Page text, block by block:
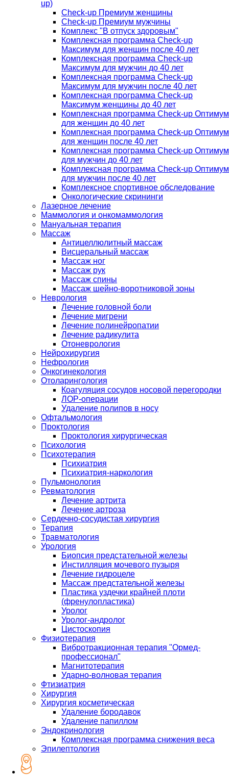
up)
Check-up Премиум женщины
Check-up Премиум мужчины
Комплекс "В отпуск здоровым"
Комплексная программа Check-up
Максимум для женщин после 40 лет
Комплексная программа Check-up
Максимум для мужчин до 40 лет
Комплексная программа Check-up
Максимум для мужчин после 40 лет
Комплексная программа Check-up
Максимум женщины до 40 лет
Комплексная программа Check-up Оптимум
для женщин до 40 лет
Комплексная программа Check-up Оптимум
для женщин после 40 лет
Комплексная программа Check-up Оптимум
для мужчин до 40 лет
Комплексная программа Check-up Оптимум
для мужчин после 40 лет
Комплексное спортивное обследование
Онкологические скрининги
Лазерное лечение
Маммология и онкомаммология
Мануальная терапия
Массаж
Антицеллюлитный массаж
Висцеральный массаж
Массаж ног
Массаж рук
Массаж спины
Массаж шейно-воротниковой зоны
Неврология
Лечение головной боли
Лечение мигрени
Лечение полинейропатии
Лечение радикулита
Отоневрология
Нейрохирургия
Нефрология
Онкогинекология
Отоларингология
Коагуляция сосудов носовой перегородки
ЛОР-операции
Удаление полипов в носу
Офтальмология
Проктология
Проктология хирургическая
Психология
Психотерапия
Психиатрия
Психиатрия-наркология
Пульмонология
Ревматология
Лечение артрита
Лечение артроза
Сердечно-сосудистая хирургия
Терапия
Травматология
Урология
Биопсия предстательной железы
Инстилляция мочевого пузыря
Лечение гидроцеле
Массаж предстательной железы
Пластика уздечки крайней плоти
(френулопластика)
Уролог
Уролог-андролог
Цистоскопия
Физиотерапия
Вибротракционная терапия "Ормед-
профессионал"
Магнитотерапия
Ударно-волновая терапия
Фтизиатрия
Хирургия
Хирургия косметическая
Удаление бородавок
Удаление папиллом
Эндокринология
Комплексная программа снижения веса
Эпилептология